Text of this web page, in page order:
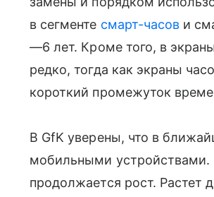
в сегменте смарт-часов и
—6 лет. Кроме того, в
редко, тогда как экраны
короткий промежуток
В GfK уверены, что в
мобильными устройствами.
продолжается рост. Растет